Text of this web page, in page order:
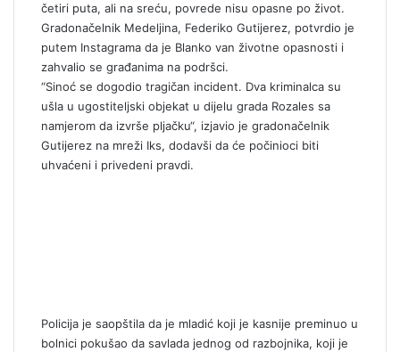
četiri puta, ali na sreću, povrede nisu opasne po život.
Gradonačelnik Medeljina, Federiko Gutijerez, potvrdio je
putem Instagrama da je Blanko van životne opasnosti i
zahvalio se građanima na podršci.
“Sinoć se dogodio tragičan incident. Dva kriminalca su
ušla u ugostiteljski objekat u dijelu grada Rozales sa
namjerom da izvrše pljačku“, izjavio je gradonačelnik
Gutijerez na mreži Iks, dodavši da će počinioci biti
uhvaćeni i privedeni pravdi.
Policija je saopštila da je mladić koji je kasnije preminuo u
bolnici pokušao da savlada jednog od razbojnika, koji je